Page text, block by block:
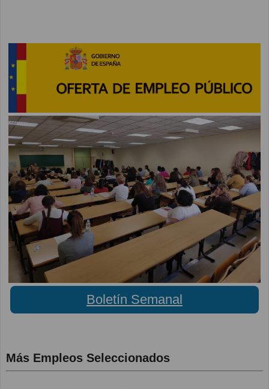
Boletín Semanal
Más Empleos Seleccionados